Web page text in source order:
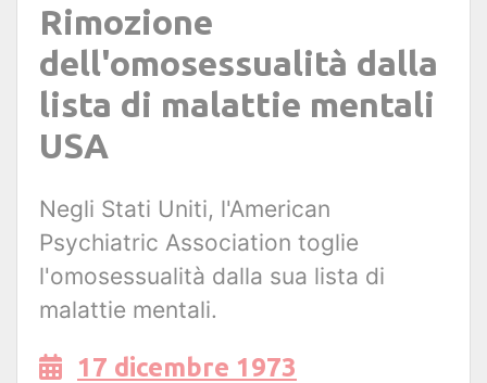
Rimozione
dell'omosessualità dalla
lista di malattie mentali
USA
Negli Stati Uniti, l'American
Psychiatric Association toglie
l'omosessualità dalla sua lista di
malattie mentali.
17 dicembre 1973